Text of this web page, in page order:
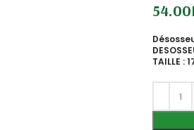
54.00
TAILLE :